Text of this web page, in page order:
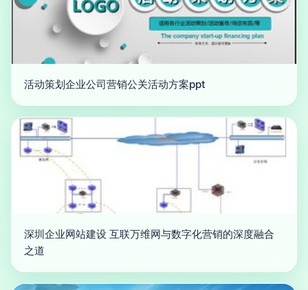
活动策划企业公司营销公关活动方案ppt
深圳企业网站建设 互联万维网与数字化营销的深度融合
之道